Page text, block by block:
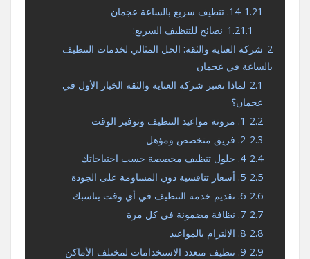
1.21 14. تنظيف سريع بالساعة عجمان
1.21.1 نصائح للتنظيف السريع:
2 شركة العناية والثقة: الحل المثالي لخدمات التنظيف
بالساعة في عجمان
2.1 لماذا تعتبر شركة العناية والثقة الخيار الأول في
عجمان؟
2.2 1. مرونة مواعيد التنظيف وتوفير الوقت
2.3 2. فريق متخصص ومؤهل
2.4 4. حلول تنظيف مخصصة حسب احتياجاتك
2.5 5. أسعار تنافسية دون المساومة على الجودة
2.6 6. تقديم خدمة التنظيف في أي وقت يناسبك
2.7 7. نظافة مضمونة في كل مرة
2.8 8. الالتزام بالمواعيد
2.9 9. تنظيف متعدد الاستخدامات لمختلف الأماكن